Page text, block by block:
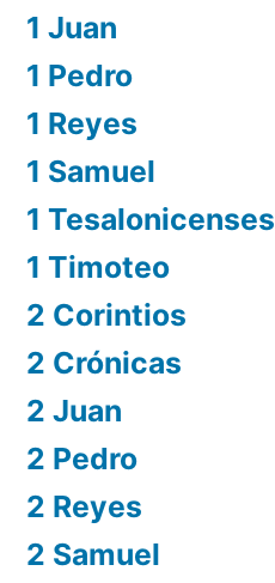
1 Juan
1 Pedro
1 Reyes
1 Samuel
1 Tesalonicenses
1 Timoteo
2 Corintios
2 Crónicas
2 Juan
2 Pedro
2 Reyes
2 Samuel